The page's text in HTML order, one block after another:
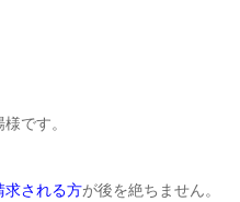
です。
求される方が後を絶ちません。